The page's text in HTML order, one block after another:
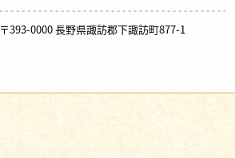
〒393-0000 長野県諏訪郡下諏訪町877-1